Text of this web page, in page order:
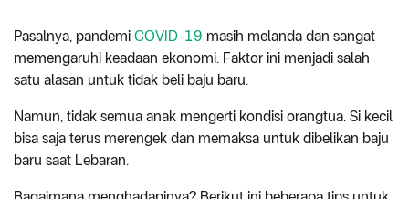
Pasalnya, pandemi COVID-19 masih melanda dan sangat
memengaruhi keadaan ekonomi. Faktor ini menjadi salah
satu alasan untuk tidak beli baju baru.
Namun, tidak semua anak mengerti kondisi orangtua. Si kecil
bisa saja terus merengek dan memaksa untuk dibelikan baju
baru saat Lebaran.